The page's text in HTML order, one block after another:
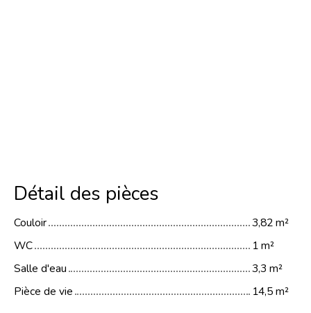
Détail des pièces
Couloir
3,82 m²
WC
1 m²
Salle d'eau
3,3 m²
Pièce de vie
14,5 m²